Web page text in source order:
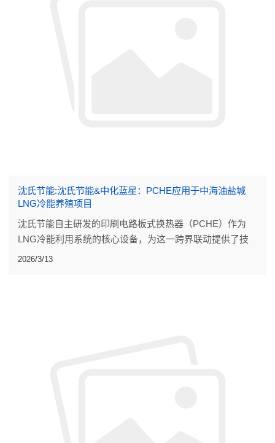
沈氏节能:沈氏节能&中化蓝星：PCHE应用于中海油盐城
LNG冷能养殖项目
沈氏节能自主研发的印刷电路板式换热器（PCHE）作为
LNG冷能利用系统的核心设备，为这一跨界联动提供了技
术支撑。
2026/3/13